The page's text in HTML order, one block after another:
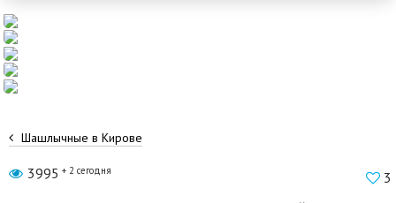
Шашлычные в Кирове
3995 + 2 сегодня 3